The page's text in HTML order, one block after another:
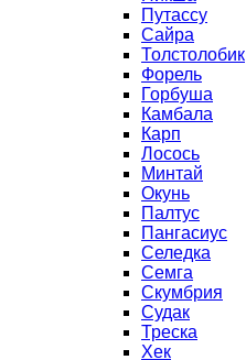
Путассу
Сайра
Толстолобик
Форель
Горбуша
Камбала
Карп
Лосось
Минтай
Окунь
Палтус
Пангасиус
Селедка
Семга
Скумбрия
Судак
Треска
Хек